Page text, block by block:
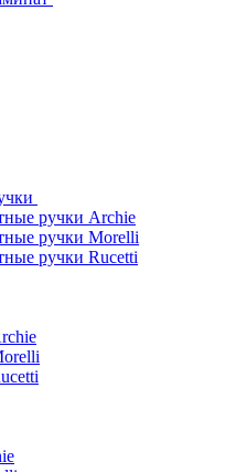
ручки Archie
ручки Morelli
ручки Rucetti